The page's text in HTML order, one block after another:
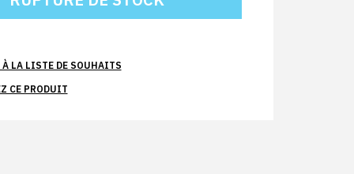
À LA LISTE DE SOUHAITS
CE PRODUIT